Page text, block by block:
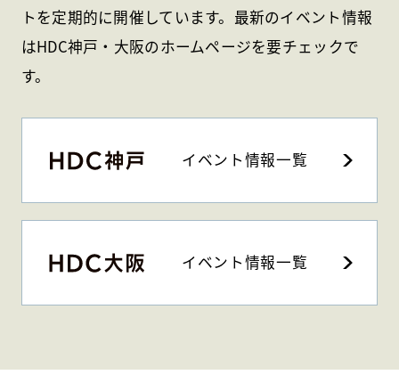
トを定期的に開催しています。最新のイベント情報
はHDC神戸・大阪のホームページを要チェックで
す。
イベント情報一覧
イベント情報一覧